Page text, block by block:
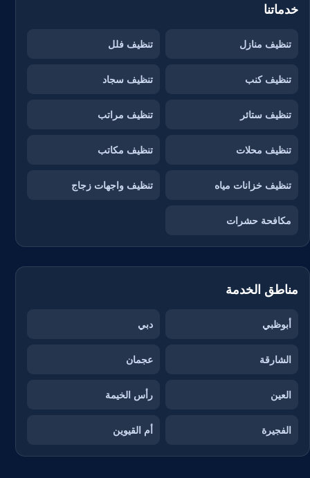
خدماتنا
تنظيف منازل تنظيف فلل
تنظيف كنب تنظيف سجاد
تنظيف ستائر تنظيف مراتب
تنظيف محلات تنظيف مكاتب
تنظيف خزانات مياه تنظيف واجهات زجاج
مكافحة حشرات
مناطق الخدمة
أبوظبي دبي
الشارقة عجمان
العين رأس الخيمة
الفجيرة أم القيوين